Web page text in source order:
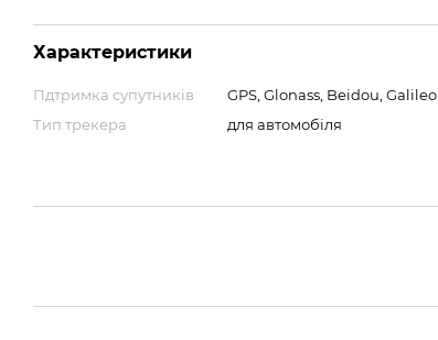
Характеристики
Пдтримка супутників
GPS, Glonass, Beidou, Galileo
Тип трекера
для автомобіля